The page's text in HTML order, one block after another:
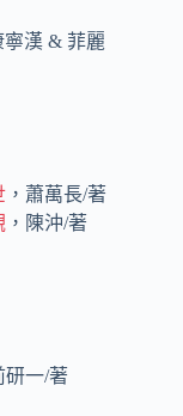
寧漢 & 菲麗
，蕭萬長/著
，陳沖/著
研一/著